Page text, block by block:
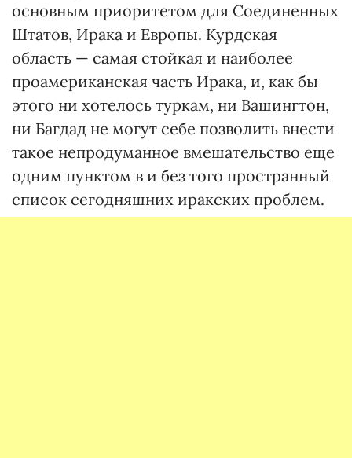
основным приоритетом для Соединенных
Штатов, Ирака и Европы. Курдская
область — самая стойкая и наиболее
проамериканская часть Ирака, и, как бы
этого ни хотелось туркам, ни Вашингтон,
ни Багдад не могут себе позволить внести
такое непродуманное вмешательство еще
одним пунктом в и без того пространный
список сегодняшних иракских проблем.